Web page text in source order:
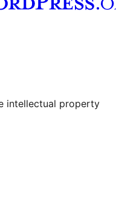
intellectual property